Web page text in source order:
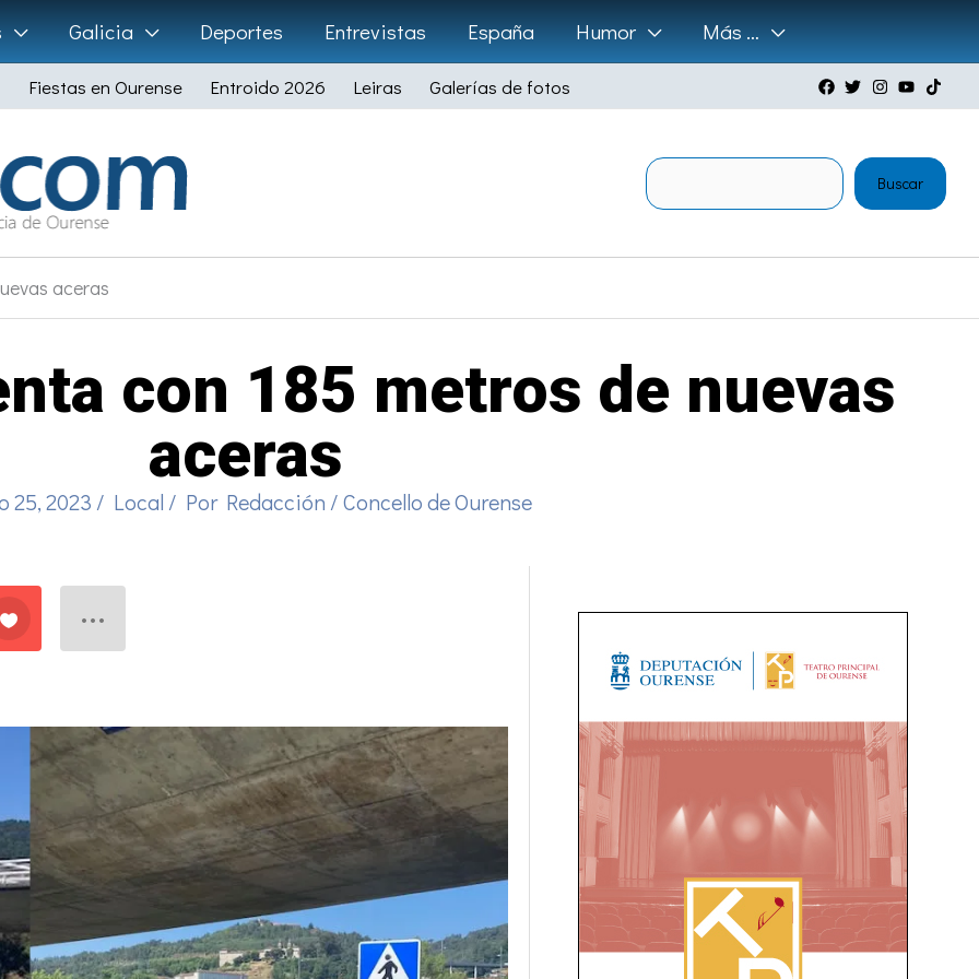
Galicia Deportes Entrevistas España Humor Más …
Fiestas en Ourense Entroido 2026 Leiras Galerías de fotos
Buscar
aceras
con 185 metros de nuevas
aceras
25, 2023 / Local / Por Redacción /Concello de Ourense